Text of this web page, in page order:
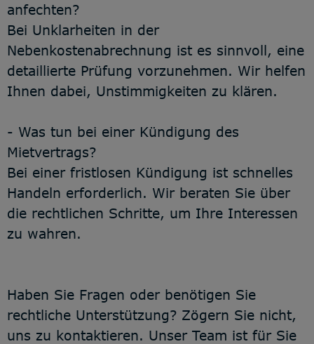
anfechten?
Bei Unklarheiten in der
Nebenkostenabrechnung ist es sinnvoll, eine
detaillierte Prüfung vorzunehmen. Wir helfen
Ihnen dabei, Unstimmigkeiten zu klären.
- Was tun bei einer Kündigung des
Mietvertrags?
Bei einer fristlosen Kündigung ist schnelles
Handeln erforderlich. Wir beraten Sie über
die rechtlichen Schritte, um Ihre Interessen
zu wahren.
Haben Sie Fragen oder benötigen Sie
rechtliche Unterstützung? Zögern Sie nicht,
uns zu kontaktieren. Unser Team ist für Sie